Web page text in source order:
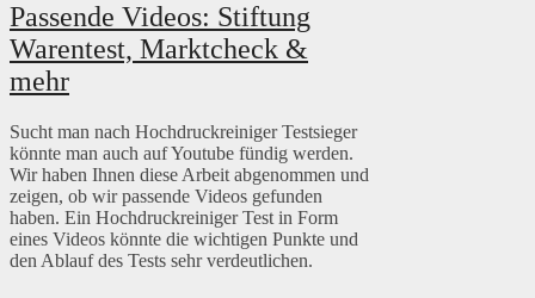
Passende Videos: Stiftung
Warentest, Marktcheck &
mehr
Sucht man nach Hochdruckreiniger Testsieger
könnte man auch auf Youtube fündig werden.
Wir haben Ihnen diese Arbeit abgenommen und
zeigen, ob wir passende Videos gefunden
haben. Ein Hochdruckreiniger Test in Form
eines Videos könnte die wichtigen Punkte und
den Ablauf des Tests sehr verdeutlichen.